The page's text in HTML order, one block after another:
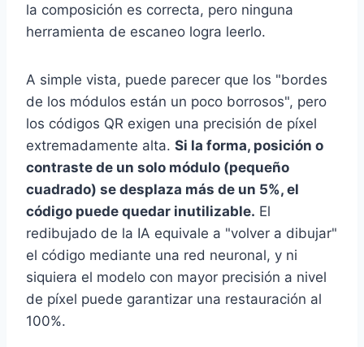
la composición es correcta, pero ninguna
herramienta de escaneo logra leerlo.
A simple vista, puede parecer que los "bordes
de los módulos están un poco borrosos", pero
los códigos QR exigen una precisión de píxel
extremadamente alta. Si la forma, posición o
contraste de un solo módulo (pequeño
cuadrado) se desplaza más de un 5%, el
código puede quedar inutilizable. El
redibujado de la IA equivale a "volver a dibujar"
el código mediante una red neuronal, y ni
siquiera el modelo con mayor precisión a nivel
de píxel puede garantizar una restauración al
100%.